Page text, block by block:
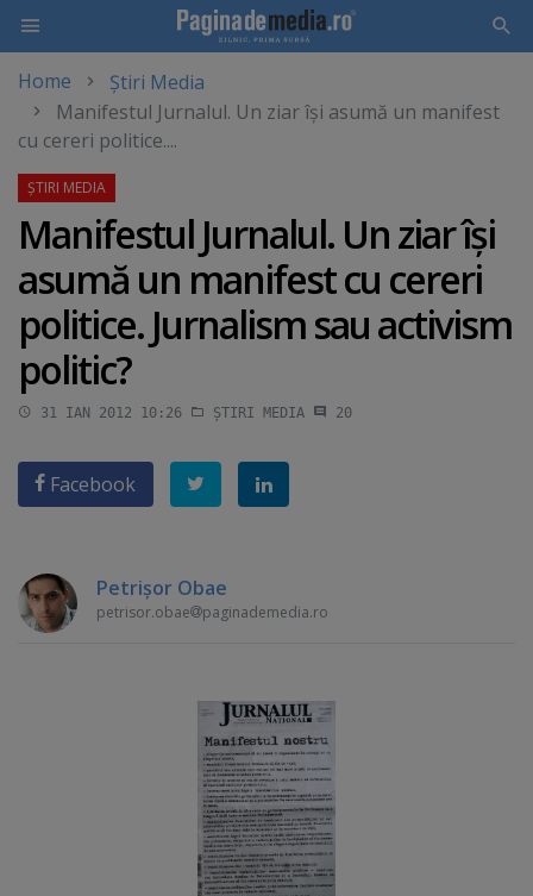
main
content
Home
Știri Media
Manifestul Jurnalul. Un ziar îşi asumă un manifest
cu cereri politice....
Manifestul Jurnalul. Un ziar îşi
asumă un manifest cu cereri
politice. Jurnalism sau activism
politic?
31 IAN 2012 10:26 ȘTIRI MEDIA 20
Facebook
Petrişor Obae
petrisor.obae paginademedia.ro